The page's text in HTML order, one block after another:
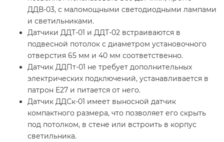
ДДВ-03, с маломощными светодиодными лампами
и светильниками.
Датчики ДДТ-01 и ДДТ-02 встраиваются в
подвесной потолок с диаметром установочного
отверстия 65 мм и 40 мм соответственно.
Датчик ДДПт-01 не требует дополнительных
электрических подключений, устанавливается в
патрон Е27 и питается от него.
Датчик ДДСк-01 имеет выносной датчик
компактного размера, что позволяет его скрыть
под потолком, в стене или встроить в корпус
светильника.